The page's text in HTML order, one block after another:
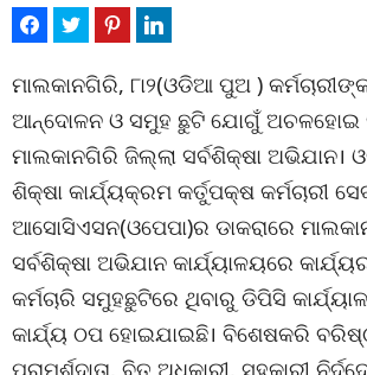
ମାଲକାନଗିରି, ୮ା୨(ଓଡିଆ ପୁଅ )
ଆନ୍ଦୋଳନ ଓ ସମୁହ ଛୁଟି ଯୋଗୁଁ ଅଚଳହୋଇ
ମାଲକାନଗିରି ଜିଲ୍ଲା ସର୍ବଶିକ୍ଷା ଅଭିଯାନ।
ଶିକ୍ଷା କାର୍ଯ୍ୟକ୍ରମ କର୍ତୁପକ୍ଷ କର୍ମଚାରୀ
ଆସୋସିଏସନ(ଓପେପା)ର ଡାକରାରେ
ସର୍ବଶିକ୍ଷା ଅଭିଯାନ କାର୍ଯ୍ୟାଳୟରେ
କର୍ମଚାରି ସମୁହଛୁଟିରେ ଥିବାରୁ ଡିପିସି
କାର୍ଯ୍ୟ ଠପ ହୋଇଯାଇଛି। ବିଶେଷକରି
ପରାମର୍ଶଦାତା, ବିତ ଅଧିକାରୀ, ସହକାରୀ